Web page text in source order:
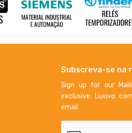
Subscreva-se na
Sign up for our
exclusive Luxivo
email.